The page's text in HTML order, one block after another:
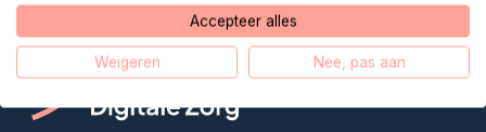
Accepteer alles
Weigeren Nee, pas aan